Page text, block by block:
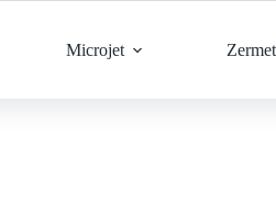
Microjet Zermet